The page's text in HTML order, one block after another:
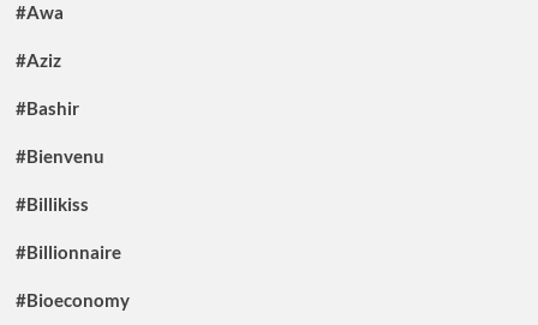
#Awa
#Aziz
#Bashir
#Bienvenu
#Billikiss
#Billionnaire
#Bioeconomy